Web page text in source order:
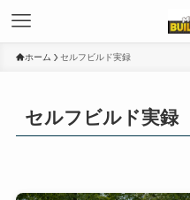
ホーム セルフビルド実録
セルフビルド実録